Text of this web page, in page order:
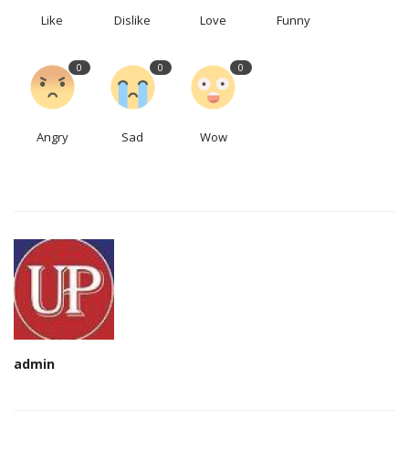
Like Dislike Love Funny
0
Angry
0
Sad
0
Wow
admin